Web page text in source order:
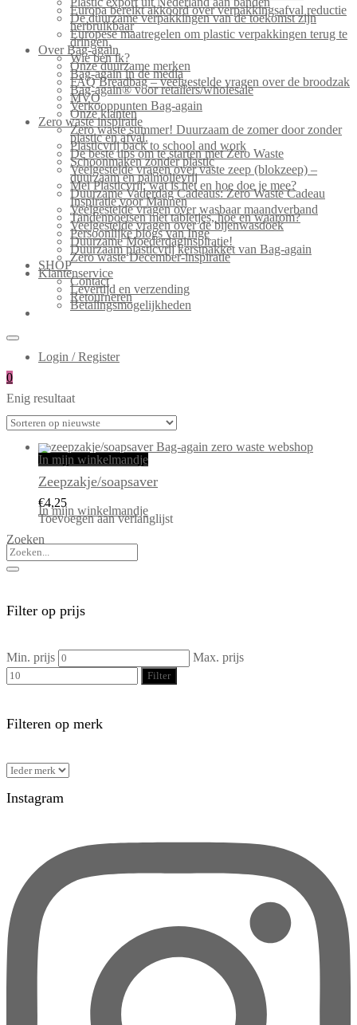
Europa bereikt akkoord over verpakkingsafval reductie
De duurzame verpakkingen van de toekomst zijn
herbruikbaar
Europese maatregelen om plastic verpakkingen terug te
dringen.
Over Bag-again
Wie ben ik?
Onze duurzame merken
Bag-again in de media
FAQ Breadbag – veelgestelde vragen over de broodzak
Bag-again® voor retailers/wholesale
MVO
Verkooppunten Bag-again
Onze klanten
Zero waste inspiratie
Zero waste summer! Duurzaam de zomer door zonder
plastic en afval.
Plasticvrij back to school and work
De beste tips om te starten met Zero Waste
Schoonmaken zonder plastic
Veelgestelde vragen over vaste zeep (blokzeep) –
duurzaam en palmolievrij
Mei Plasticvrij: wat is het en hoe doe je mee?
Duurzame Vaderdag Cadeaus: Zero Waste Cadeau
Inspiratie voor Mannen
Veelgestelde vragen over wasbaar maandverband
Tandenpoetsen met tabletjes, hoe en waarom?
Veelgestelde vragen over de bijenwasdoek
Persoonlijke blogs van Inge
Duurzame Moederdaginspiratie!
Duurzaam plasticvrij kerstpakket van Bag-again
Zero waste December-inspiratie
SHOP
Klantenservice
Contact
Levertijd en verzending
Retourneren
Betalingsmogelijkheden
Login / Register
0
Enig resultaat
In mijn winkelmandje
Zeepzakje/soapsaver
€4,25
In mijn winkelmandje
Toevoegen aan verlanglijst
Zoeken
Filter op prijs
Min. prijs Max. prijs
Filter
Filteren op merk
Instagram